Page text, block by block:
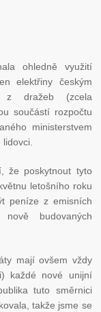
ohledně využití
elektřiny českým
z dražeb (zcela
součástí rozpočtu
ministerstvem
že poskytnout tyto
letošního roku
peníze z emisních
budovaných
mají ovšem vždy
každé nové unijní
tuto směrnici
takže jsme se